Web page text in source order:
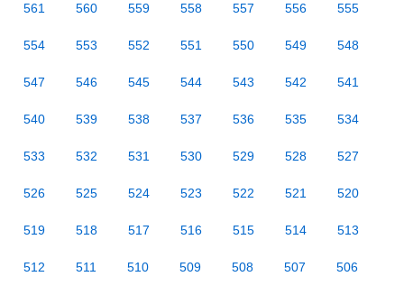
561 560 559 558 557 556 555
554 553 552 551 550 549 548
547 546 545 544 543 542 541
540 539 538 537 536 535 534
533 532 531 530 529 528 527
526 525 524 523 522 521 520
519 518 517 516 515 514 513
512 511 510 509 508 507 506